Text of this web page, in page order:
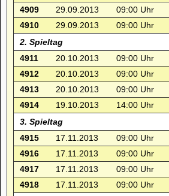
4909
29.09.2013 09:00 Uhr
4910
29.09.2013 09:00 Uhr
2. Spieltag
4911
20.10.2013 09:00 Uhr
4912
20.10.2013 09:00 Uhr
4913
20.10.2013 09:00 Uhr
4914
19.10.2013 14:00 Uhr
3. Spieltag
4915
17.11.2013 09:00 Uhr
4916
17.11.2013 09:00 Uhr
4917
17.11.2013 09:00 Uhr
4918
17.11.2013 09:00 Uhr